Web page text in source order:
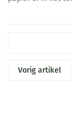
Vorig artikel